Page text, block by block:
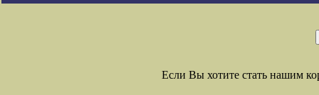
Если Вы хотите стать нашим